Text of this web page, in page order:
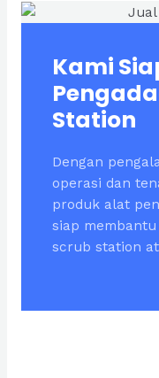
Kami
Station
Dengan
operasi dan
produk alat
siap
scrub station